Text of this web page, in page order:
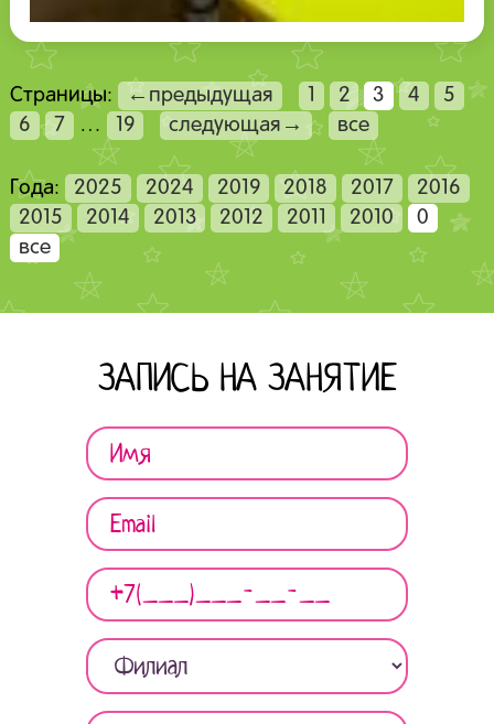
Страницы: ←предыдущая 1 2 3 4
5
6
7 … 19 следующая→ все
Года: 2025 2024 2019 2018 2017
2016
2015
2014 2013 2012 2011 2010
0
все
ЗАПИСЬ НА ЗАНЯТИЕ